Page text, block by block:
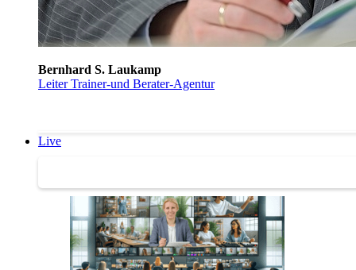
Bernhard S. Laukamp
Leiter Trainer-und Berater-Agentur
Live